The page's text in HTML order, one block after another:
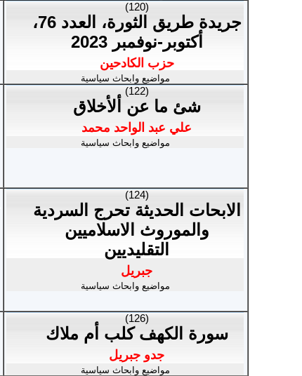
(120)
جريدة طريق الثورة، العدد 76،
أكتوبر-نوفمبر 2023
حزب الكادحين
مواضيع وابحاث سياسية
(122)
شئ ما عن ألأخلاق
علي عبد الواحد محمد
مواضيع وابحاث سياسية
(124)
الابحات الحديثة تحرج السردية
والموروث الاسلاميين
التقليديين
جبريل
مواضيع وابحاث سياسية
(126)
سورة الكهف كلب أم ملاك
جدو جبريل
مواضيع وابحاث سياسية